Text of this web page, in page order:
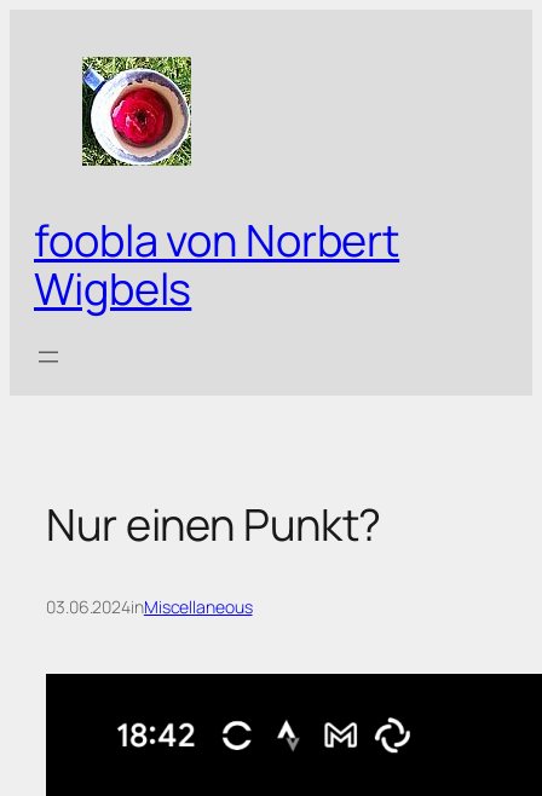
springen
foobla von Norbert
Wigbels
Nur einen Punkt?
03.06.2024inMiscellaneous